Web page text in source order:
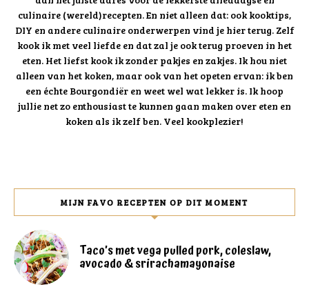
culinaire (wereld)recepten. En niet alleen dat: ook kooktips,
DIY en andere culinaire onderwerpen vind je hier terug. Zelf
kook ik met veel liefde en dat zal je ook terug proeven in het
eten. Het liefst kook ik zonder pakjes en zakjes. Ik hou niet
alleen van het koken, maar ook van het opeten ervan: ik ben
een échte Bourgondiër en weet wel wat lekker is. Ik hoop
jullie net zo enthousiast te kunnen gaan maken over eten en
koken als ik zelf ben. Veel kookplezier!
MIJN FAVO RECEPTEN OP DIT MOMENT
Taco’s met vega pulled pork, coleslaw,
avocado & srirachamayonaise